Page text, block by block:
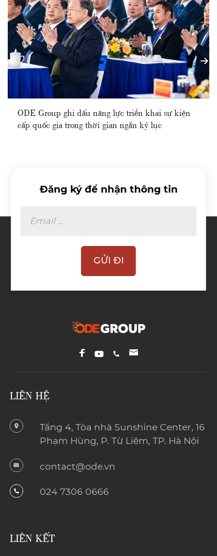
ODE Group ghi dấu năng lực triển khai sự kiện
cấp quốc gia trong thời gian ngắn kỷ lục
Đăng ký để nhận thông tin
GỬI ĐI
LIÊN HỆ
Tầng 4, Tòa nhà Sunshine Center, 16
Phạm Hùng, P. Từ Liêm, TP. Hà Nội
contact@ode.vn
024 7306 0666
LIÊN KẾT